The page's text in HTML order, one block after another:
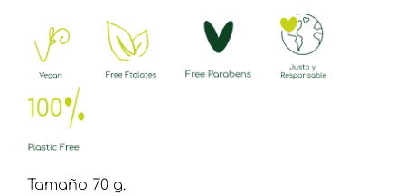
Tamaño 70 g.